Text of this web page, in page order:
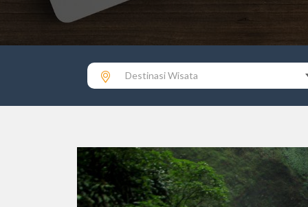
Destinasi Wisata